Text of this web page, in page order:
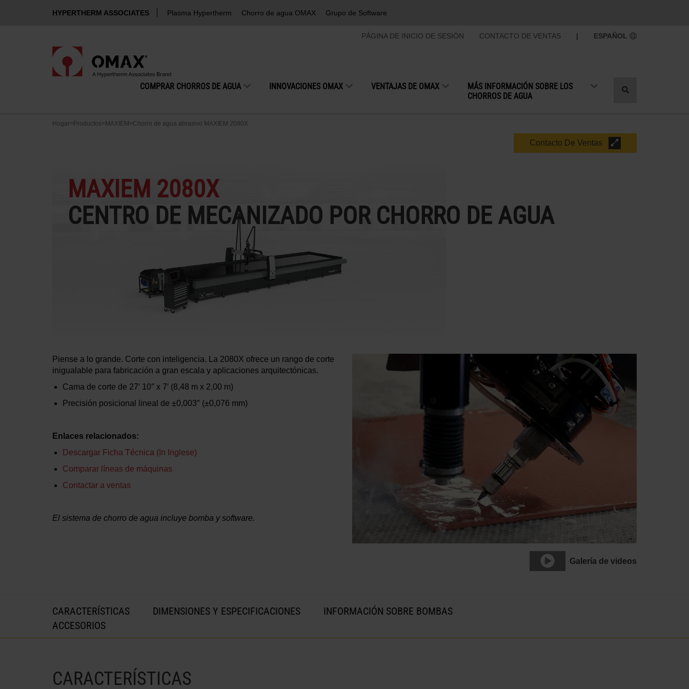
HYPERTHERM ASSOCIATES Plasma Hypertherm Chorro de agua OMAX Grupo de Software
PÁGINA DE INICIO DE SESIÓN CONTACTO DE VENTAS | ESPAÑOL
COMPRAR CHORROS DE AGUA INNOVACIONES OMAX VENTAJAS DE OMAX
MÁS INFORMACIÓN SOBRE LOS
CHORROS DE AGUA
Cambiar
Hogar> Productos> MAXIEM >Chorro de agua abrasivo MAXIEM 2080X
Contacto De Ventas
MAXIEM 2080X
CENTRO DE MECANIZADO POR CHORRO DE AGUA
Piense a lo grande. Corte con inteligencia. La 2080X ofrece un rango de corte
inigualable para fabricación a gran escala y aplicaciones arquitectónicas.
Cama de corte de 27′ 10″ x 7′ (8,48 m x 2,00 m)
Precisión posicional lineal de ±0,003″ (±0,076 mm)
Enlaces relacionados:
Descargar Ficha Técnica (in Inglese)
Comparar líneas de máquinas
Contactar a ventas
El sistema de chorro de agua incluye bomba y software.
Galería de videos
CARACTERÍSTICAS DIMENSIONES Y ESPECIFICACIONES
INFORMACIÓN SOBRE BOMBAS
ACCESORIOS
CARACTERÍSTICAS